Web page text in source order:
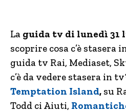
La guida tv di lunedì 31
scoprire cosa c’è stasera
guida tv Rai, Mediaset,
c’è da vedere stasera in
Temptation Island, su
Todd ci Aiuti,